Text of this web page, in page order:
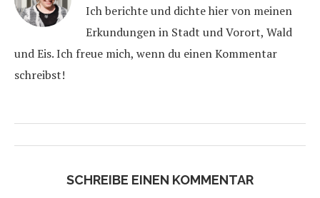
Ich berichte und dichte hier von meinen
Erkundungen in Stadt und Vorort, Wald
und Eis. Ich freue mich, wenn du einen Kommentar
schreibst!
SCHREIBE EINEN KOMMENTAR